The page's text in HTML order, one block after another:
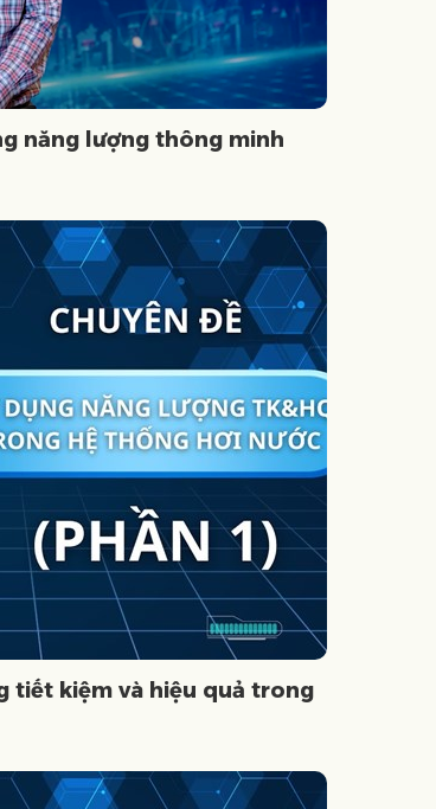
năng lượng thông minh
tiết kiệm và hiệu quả trong